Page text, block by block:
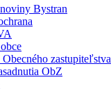
Bystran
Obecného zastupiteľstva
ObZ